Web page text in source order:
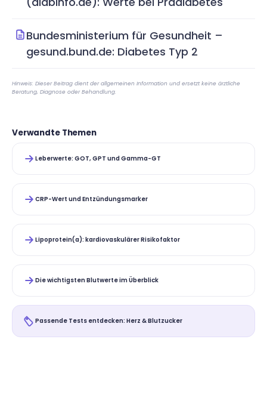
Bundesministerium für Gesundheit –
gesund.bund.de: Diabetes Typ 2
Hinweis: Dieser Beitrag dient der allgemeinen Information und ersetzt keine ärztliche
Beratung, Diagnose oder Behandlung.
Verwandte Themen
Leberwerte: GOT, GPT und Gamma-GT
CRP-Wert und Entzündungsmarker
Lipoprotein(a): kardiovaskulärer Risikofaktor
Die wichtigsten Blutwerte im Überblick
Passende Tests entdecken: Herz & Blutzucker